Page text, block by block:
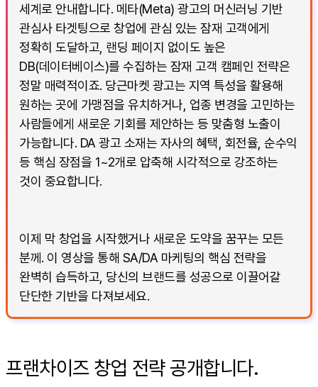
세계로 안내합니다. 메타(Meta) 광고의 머신러닝 기반
관심사 타겟팅으로 창업에 관심 있는 잠재 고객에게
정확히 도달하고, 랜딩 페이지 없이도 높은
DB(데이터베이스)를 수집하는 잠재 고객 캠페인 전략은
정말 매력적이죠. 당근마켓 광고는 지역 특성을 활용해
원하는 곳에 가맹점을 유치하거나, 업종 변경을 고민하는
사람들에게 새로운 기회를 제안하는 등 맞춤형 노출이
가능합니다. DA 광고 소재는 자사의 혜택, 회전율, 순수익
등 핵심 장점을 1~2개로 압축해 시각적으로 강조하는
것이 중요합니다.
이제 막 창업을 시작했거나 새로운 도약을 꿈꾸는 모든
분께. 이 영상을 통해 SA/DA 마케팅의 핵심 전략을
완벽히 습득하고, 당신의 브랜드를 성공으로 이끌어갈
단단한 기반을 다져보세요.
프랜차이즈 창업 전략 공개합니다.